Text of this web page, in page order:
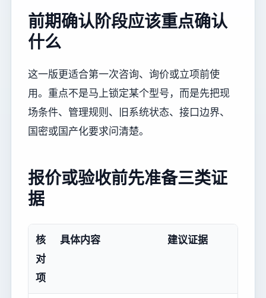
前期确认阶段应该重点确认
什么
这一版更适合第一次咨询、询价或立项前使
用。重点不是马上锁定某个型号，而是先把现
场条件、管理规则、旧系统状态、接口边界、
国密或国产化要求问清楚。
报价或验收前先准备三类证
据
核
对
项
具体内容 建议证据